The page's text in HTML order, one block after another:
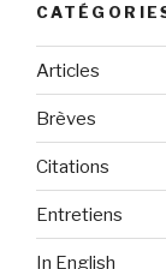
Articles
Brèves
Citations
Entretiens
In English